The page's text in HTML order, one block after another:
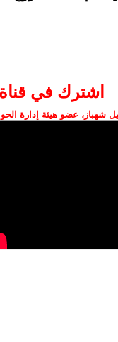
اشترك في
شهباز، عضو هيئة إدارة